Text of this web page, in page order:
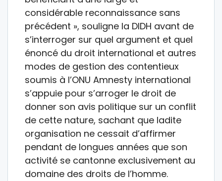
considérable reconnaissance sans
précédent », souligne la DIDH avant de
s’interroger sur quel argument et quel
énoncé du droit international et autres
modes de gestion des contentieux
soumis à l’ONU Amnesty international
s’appuie pour s’arroger le droit de
donner son avis politique sur un conflit
de cette nature, sachant que ladite
organisation ne cessait d’affirmer
pendant de longues années que son
activité se cantonne exclusivement au
domaine des droits de l’homme.